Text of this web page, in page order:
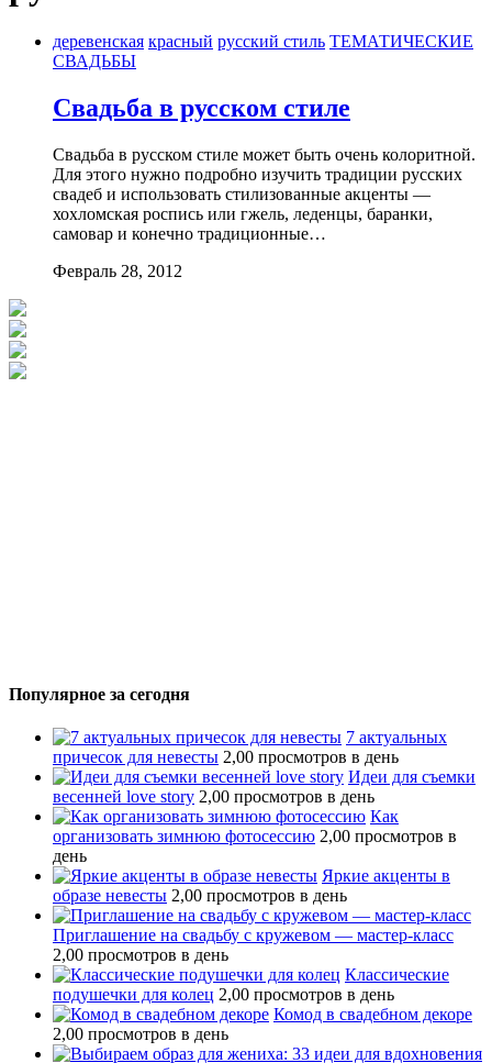
деревенская красный русский стиль ТЕМАТИЧЕСКИЕ
СВАДЬБЫ
Свадьба в русском стиле
Свадьба в русском стиле может быть очень колоритной.
Для этого нужно подробно изучить традиции русских
свадеб и использовать стилизованные акценты —
хохломская роспись или гжель, леденцы, баранки,
самовар и конечно традиционные…
Февраль 28, 2012
Популярное за сегодня
7 актуальных
причесок для невесты 2,00 просмотров в день
Идеи для съемки
весенней love story 2,00 просмотров в день
Как
организовать зимнюю фотосессию 2,00 просмотров в
день
Яркие акценты в
образе невесты 2,00 просмотров в день
Приглашение на свадьбу с кружевом — мастер-класс
2,00 просмотров в день
Классические
подушечки для колец 2,00 просмотров в день
Комод в свадебном декоре
2,00 просмотров в день